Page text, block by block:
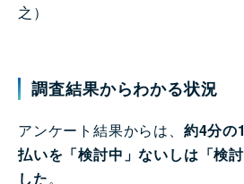
之）
調査結果からわかる状況
アンケート結果からは、 約4分の
払いを「検討中」ないしは「検
した。